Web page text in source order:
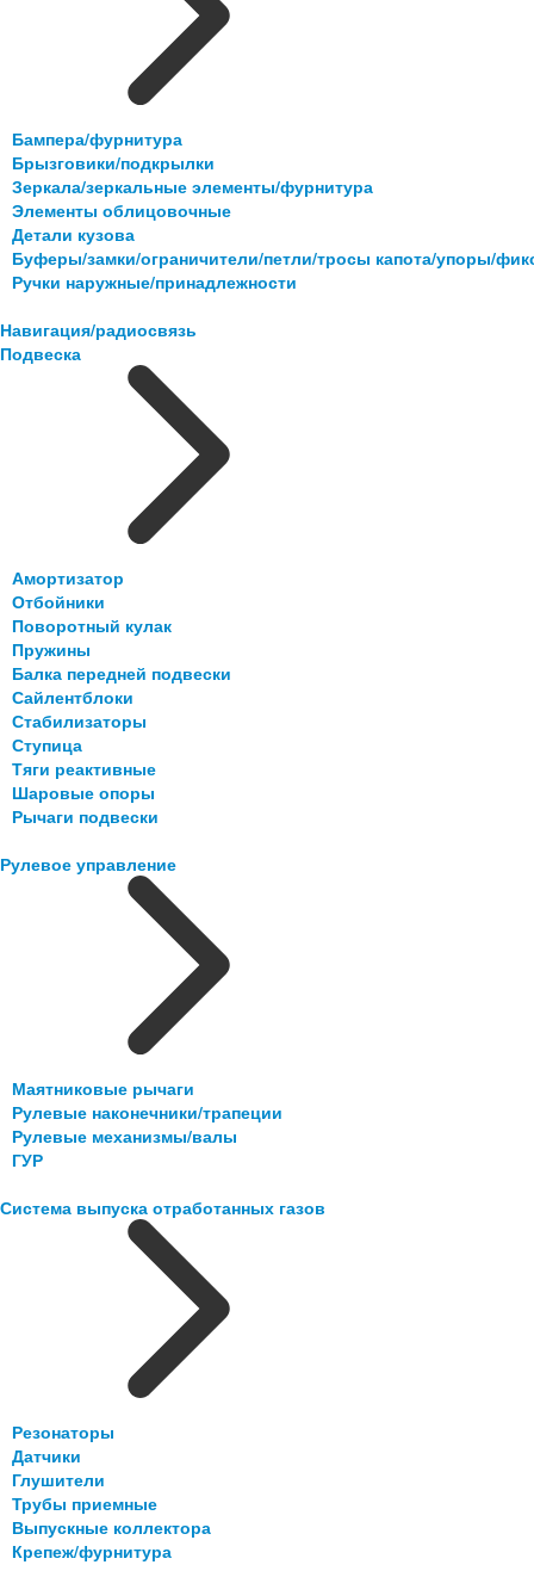
Бампера/фурнитура
Брызговики/подкрылки
Зеркала/зеркальные элементы/фурнитура
Элементы облицовочные
Детали кузова
Буферы/замки/ограничители/петли/тросы капота/упоры/
Ручки наружные/принадлежности
Навигация/радиосвязь
Подвеска
Амортизатор
Отбойники
Поворотный кулак
Пружины
Балка передней подвески
Сайлентблоки
Стабилизаторы
Ступица
Тяги реактивные
Шаровые опоры
Рычаги подвески
Рулевое управление
Маятниковые рычаги
Рулевые наконечники/трапеции
Рулевые механизмы/валы
ГУР
Система выпуска отработанных газов
Резонаторы
Датчики
Глушители
Трубы приемные
Выпускные коллектора
Крепеж/фурнитура